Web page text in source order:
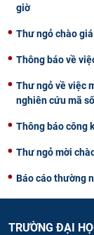
giờ
Thư ngỏ chào
Thông báo về
Thư ngỏ về việc
nghiên cứu mã
Thông báo công
Thư ngỏ mời
Báo cáo thường
TRƯỜNG ĐẠI